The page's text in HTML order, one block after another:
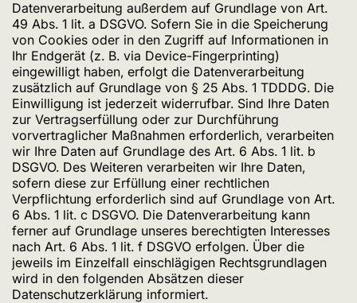
Datenverarbeitung außerdem auf Grundlage von Art.
49 Abs. 1 lit. a DSGVO. Sofern Sie in die Speicherung
von Cookies oder in den Zugriff auf Informationen in
Ihr Endgerät (z. B. via Device-Fingerprinting)
eingewilligt haben, erfolgt die Datenverarbeitung
zusätzlich auf Grundlage von § 25 Abs. 1 TDDDG. Die
Einwilligung ist jederzeit widerrufbar. Sind Ihre Daten
zur Vertragserfüllung oder zur Durchführung
vorvertraglicher Maßnahmen erforderlich, verarbeiten
wir Ihre Daten auf Grundlage des Art. 6 Abs. 1 lit. b
DSGVO. Des Weiteren verarbeiten wir Ihre Daten,
sofern diese zur Erfüllung einer rechtlichen
Verpflichtung erforderlich sind auf Grundlage von Art.
6 Abs. 1 lit. c DSGVO. Die Datenverarbeitung kann
ferner auf Grundlage unseres berechtigten Interesses
nach Art. 6 Abs. 1 lit. f DSGVO erfolgen. Über die
jeweils im Einzelfall einschlägigen Rechtsgrundlagen
wird in den folgenden Absätzen dieser
Datenschutzerklärung informiert.